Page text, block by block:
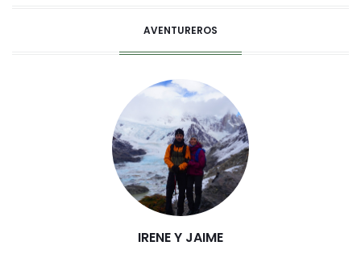
AVENTUREROS
IRENE Y JAIME